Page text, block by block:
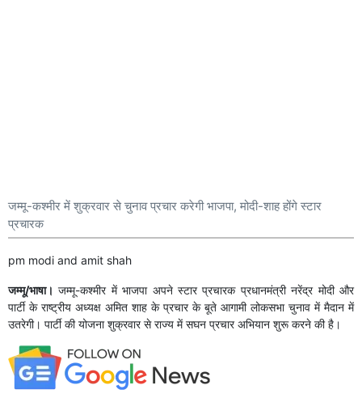
जम्मू-कश्मीर में शुक्रवार से चुनाव प्रचार करेगी भाजपा, मोदी-शाह होंगे स्टार
प्रचारक
pm modi and amit shah
जम्मू/भाषा। जम्मू-कश्मीर में भाजपा अपने स्टार प्रचारक प्रधानमंत्री नरेंद्र मोदी और
पार्टी के राष्ट्रीय अध्यक्ष अमित शाह के प्रचार के बूते आगामी लोकसभा चुनाव में मैदान में
उतरेगी। पार्टी की योजना शुक्रवार से राज्य में सघन प्रचार अभियान शुरू करने की है।